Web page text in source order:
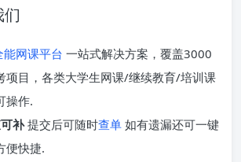
能网课平台 一站式解决方案，覆盖3000
项目，各类大学生网课/继续教育/培训课
操作.
补提交后可随时查单 如有遗漏还可一键
便快捷.